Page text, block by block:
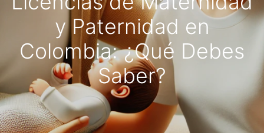
y Paternidad en
Colombia: ¿Qué Debes
Saber?